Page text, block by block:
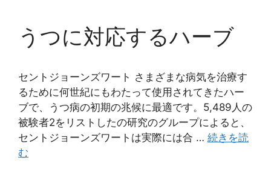
ー
うつに対応するハーブ
セントジョーンズワート さまざまな病気を治療す
るために何世紀にもわたって使用されてきたハー
ブで、うつ病の初期の兆候に最適です。5,489人の
被験者2をリストしたの研究のグループによると、
セントジョーンズワートは実際には合 … 続きを読
む